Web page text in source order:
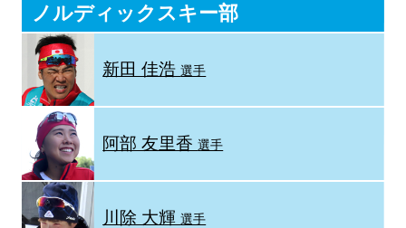
ノルディックスキー部
新田 佳浩選手
阿部 友里香選手
川除 大輝選手